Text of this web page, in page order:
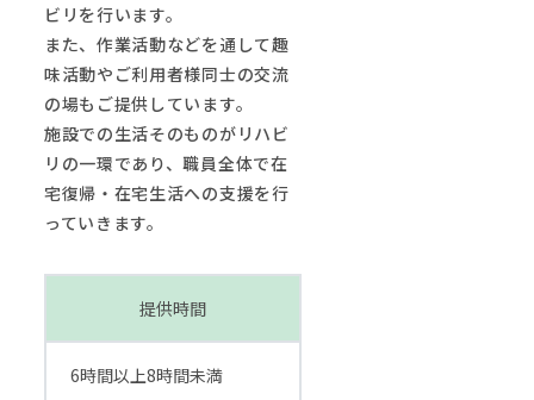
ビリを行います。
また、作業活動などを通して趣
味活動やご利用者様同士の交流
の場もご提供しています。
施設での生活そのものがリハビ
リの一環であり、職員全体で在
宅復帰・在宅生活への支援を行
っていきます。
提供時間
6時間以上8時間未満